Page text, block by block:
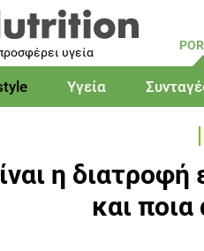
υγεία
Υγεία
η
και